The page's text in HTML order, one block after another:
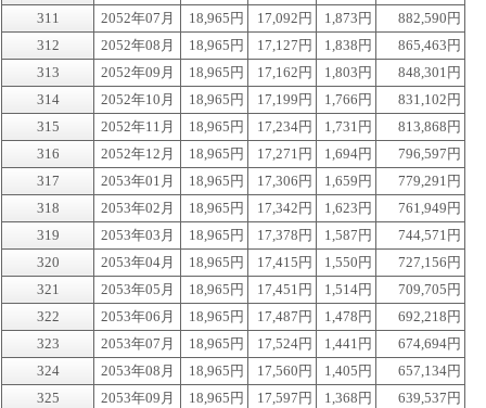
311
2052年07月 18,965円 17,092円 1,873円
882,590円
312
2052年08月 18,965円 17,127円 1,838円
865,463円
313
2052年09月 18,965円 17,162円 1,803円
848,301円
314
2052年10月 18,965円 17,199円 1,766円
831,102円
315
2052年11月 18,965円 17,234円 1,731円
813,868円
316
2052年12月 18,965円 17,271円 1,694円
796,597円
317
2053年01月 18,965円 17,306円 1,659円
779,291円
318
2053年02月 18,965円 17,342円 1,623円
761,949円
319
2053年03月 18,965円 17,378円 1,587円
744,571円
320
2053年04月 18,965円 17,415円 1,550円
727,156円
321
2053年05月 18,965円 17,451円 1,514円
709,705円
322
2053年06月 18,965円 17,487円 1,478円
692,218円
323
2053年07月 18,965円 17,524円 1,441円
674,694円
324
2053年08月 18,965円 17,560円 1,405円
657,134円
325
2053年09月 18,965円 17,597円 1,368円
639,537円